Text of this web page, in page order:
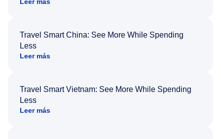
Leer más
Travel Smart China: See More While Spending
Less
Leer más
Travel Smart Vietnam: See More While Spending
Less
Leer más